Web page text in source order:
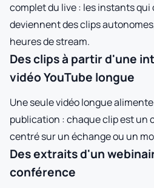
complet du live : les instants
deviennent des clips
heures de stream.
Des clips à partir d'une
vidéo YouTube longue
Une seule vidéo longue
publication : chaque clip est un
centré sur un échange ou un
Des extraits d'un
conférence